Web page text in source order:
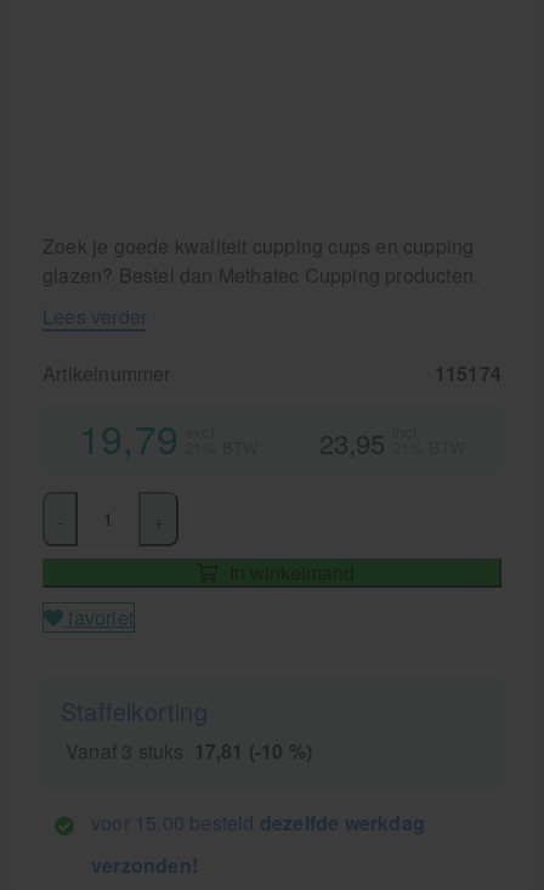
Zoek je goede kwaliteit cupping cups en cupping
glazen? Bestel dan Methatec Cupping producten.
Lees verder
Artikelnummer 115174
19,79 23,95
In winkelmand
favoriet
Staffelkorting
Vanaf 3 stuks 17,81 (-10 %)
voor 15.00 besteld dezelfde werkdag
verzonden!